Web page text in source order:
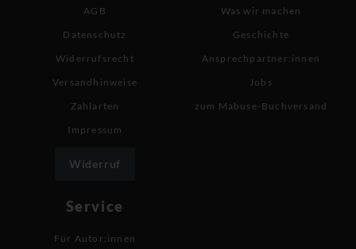
AGB
Datenschutz
Widerrufsrecht
Versandhinweise
Zahlarten
Impressum
Widerruf
Was wir machen
Geschichte
Ansprechpartner:innen
Jobs
zum Mabuse-Buchversand
Service
Für Autor:innen